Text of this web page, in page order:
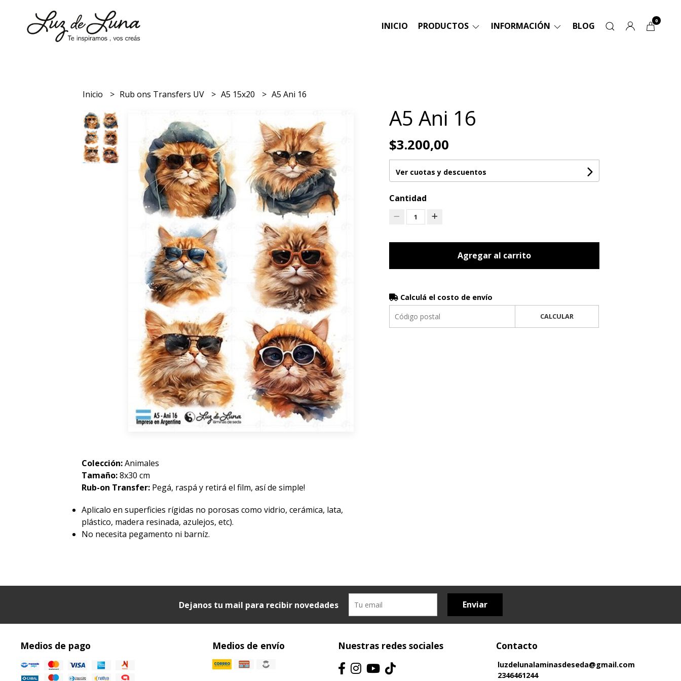
INICIO PRODUCTOS INFORMACIÓN BLOG 0
Inicio Rub ons Transfers UV A5 15x20 A5 Ani 16
Colección:Animales
Tamaño:8x30 cm
Rub-on Transfer: Pegá, raspá y retirá el film, así de simple!
Aplicalo en superficies rígidas no porosas como vidrio, cerámica, lata,
plástico, madera resinada, azulejos, etc).
No necesita pegamento ni barníz.
A5 Ani 16
$3.200,00
Ver cuotas y descuentos
Cantidad
1
Agregar al carrito
Calculá el costo de envío
CALCULAR
Dejanos tu mail para recibir novedades Enviar
Medios de pago Medios de envío Nuestras redes sociales Contacto
luzdelunalaminasdeseda@gmail.com
2346461244